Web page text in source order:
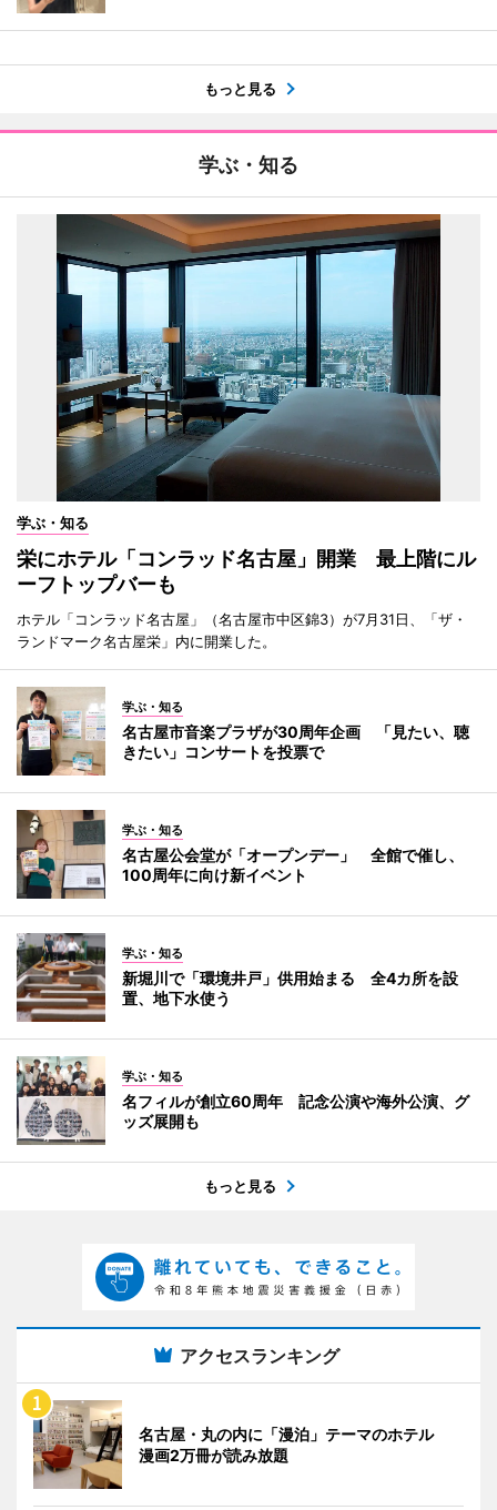
もっと見る
学ぶ・知る
学ぶ・知る
栄にホテル「コンラッド名古屋」開業 最上階にル
ーフトップバーも
ホテル「コンラッド名古屋」（名古屋市中区錦3）が7月31日、「ザ・
ランドマーク名古屋栄」内に開業した。
学ぶ・知る
名古屋市音楽プラザが30周年企画 「見たい、聴
きたい」コンサートを投票で
学ぶ・知る
名古屋公会堂が「オープンデー」 全館で催し、
100周年に向け新イベント
学ぶ・知る
新堀川で「環境井戸」供用始まる 全4カ所を設
置、地下水使う
学ぶ・知る
名フィルが創立60周年 記念公演や海外公演、グ
ッズ展開も
もっと見る
アクセスランキング
名古屋・丸の内に「漫泊」テーマのホテル
漫画2万冊が読み放題